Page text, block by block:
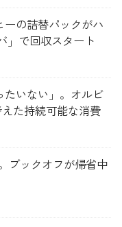
の詰替パックがハ
」で回収スタート
たいない」。オルビ
た持続可能な消費
ブックオフが帰省中